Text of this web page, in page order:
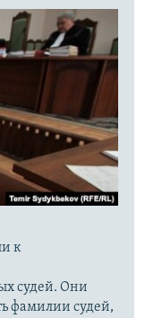
к
судей. Они
фамилии судей,